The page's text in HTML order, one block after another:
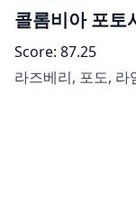
콜롬비아 포토
Score: 87.25
라즈베리, 포도, 라